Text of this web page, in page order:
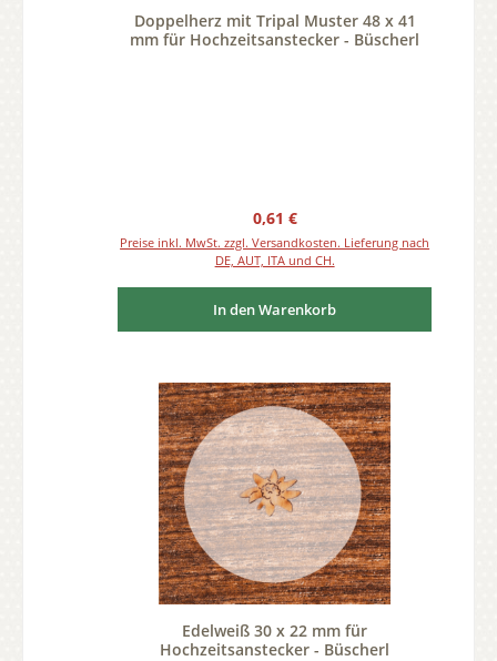
Doppelherz mit Tripal Muster 48 x 41
mm für Hochzeitsanstecker - Büscherl
Regulärer Preis:
0,61 €
Preise inkl. MwSt. zzgl. Versandkosten. Lieferung nach
DE, AUT, ITA und CH.
In den Warenkorb
Edelweiß 30 x 22 mm für
Hochzeitsanstecker - Büscherl